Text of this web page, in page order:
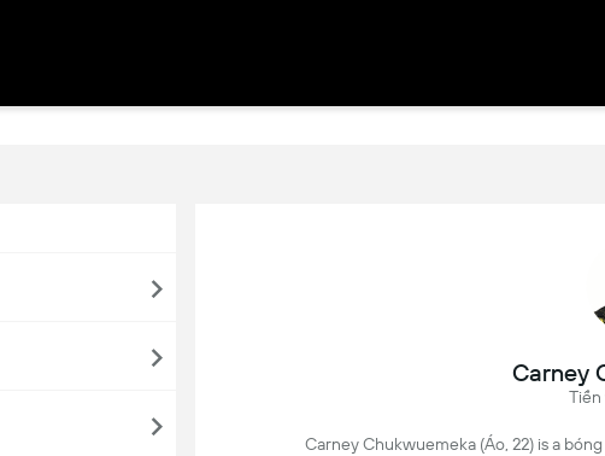
Carney
Tiền
Carney Chukwuemeka (Áo, 22) is a